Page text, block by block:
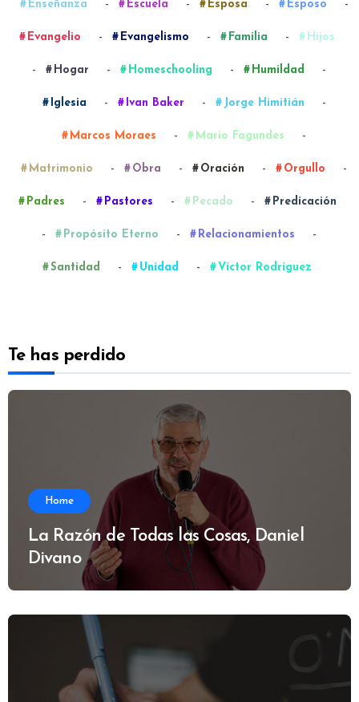
Enseñanza - Escuela - Esposa - Esposo -
Evangelio - Evangelismo - Familia - Hijos
- Hogar - Homeschooling - Humildad -
Iglesia - Ivan Baker - Jorge Himitián -
Marcos Moraes - Mario Fagundes -
Matrimonio - Obra - Oración - Orgullo -
Padres - Pastores - Pecado - Predicación
- Propósito Eterno - Relacionamientos -
Santidad - Unidad - Víctor Rodríguez
Te has perdido
Home
La Razón de Todas las Cosas, Daniel
Divano